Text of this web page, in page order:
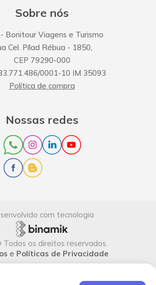
Sobre nós
- Bonitour Viagens e Turismo
Cel. Pílad Rébua - 1850
CEP 79290-000
0001-10 IM 35093
Política de compra
Nossas redes
com tecnologia
Todos os direitos reservados.
e Políticas de Privacidade